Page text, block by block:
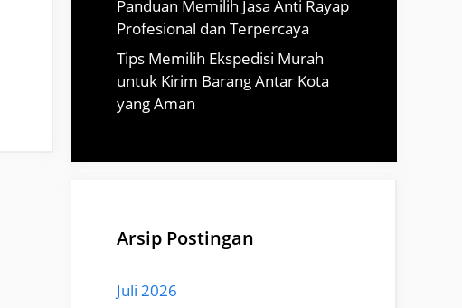
Panduan Memilih Jasa Anti Rayap
Profesional dan Terpercaya
Tips Memilih Ekspedisi Murah
untuk Kirim Barang Antar Kota
yang Aman
Arsip Postingan
Juli 2026